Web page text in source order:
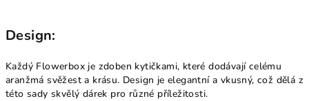
Design:
Každý Flowerbox je zdoben kytičkami, které dodávají celému
aranžmá svěžest a krásu. Design je elegantní a vkusný, což dělá z
této sady skvělý dárek pro různé příležitosti.